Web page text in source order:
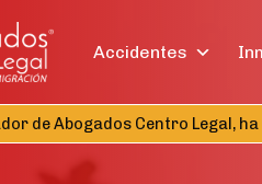
Accidentes
Abogados Centro Legal, ha